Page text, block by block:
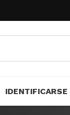
IDENTIFICARSE